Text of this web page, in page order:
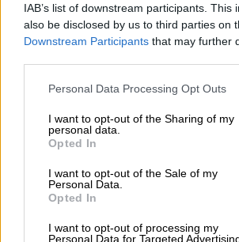
IAB’s list of downstream participants. This
also be disclosed by us to third parties on
Downstream Participants that may further
Please note that this website/app uses
not limited to your visit or usage behaviour.
grant or deny consent to Google and its
use your data for below specified
consent section.
Personal Data Processing Opt Outs
I want to opt-out of the Sharing of my
personal data.
Opted In
I want to opt-out of the Sale of my
Personal Data.
Opted In
I want to opt-out of processing my
Personal Data for Targeted
υποκλοπών να βρίσκεται σε
Υπάρχει κυβέρνηση στην ΕΕ
έκανε όλα φύλλο και φτερό –
ασφάλειας;».
«Πόσο πια θα
από την έρημη τη ΝΔ;»
Ο Αντώνης Σαμαράς πρόσθεσε
μιλάμε για νόμιμες
, μιλάμε για παράνομο